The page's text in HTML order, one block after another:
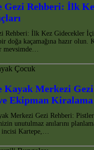
Gezi Rehberi: İlk
Rehberi: İlk Kez Gidecekler
doğa kaçamağına hazır olun.
mevsimde…
Kayak Merkezi
Ekipman Kiralama
Merkezi Gezi Rehberi:
unutulmaz anılarını
incisi Kartepe,…